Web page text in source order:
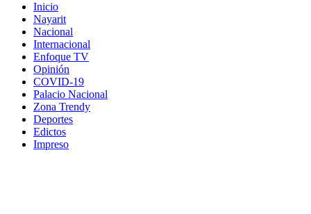
Inicio
Nayarit
Nacional
Internacional
Enfoque TV
Opinión
COVID-19
Palacio Nacional
Zona Trendy
Deportes
Edictos
Impreso